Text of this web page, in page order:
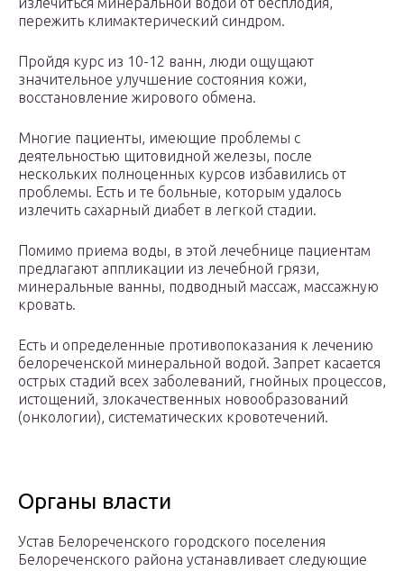
пережить климактерический синдром.
Пройдя курс из 10-12 ванн, люди ощущают
значительное улучшение состояния кожи,
восстановление жирового обмена.
Многие пациенты, имеющие проблемы с
деятельностью щитовидной железы, после
нескольких полноценных курсов избавились от
проблемы. Есть и те больные, которым удалось
излечить сахарный диабет в легкой стадии.
Помимо приема воды, в этой лечебнице пациентам
предлагают аппликации из лечебной грязи,
минеральные ванны, подводный массаж, массажную
кровать.
Есть и определенные противопоказания к лечению
белореченской минеральной водой. Запрет касается
острых стадий всех заболеваний, гнойных процессов,
истощений, злокачественных новообразований
(онкологии), систематических кровотечений.
Органы власти
Устав Белореченского городского поселения
Белореченского района устанавливает следующие